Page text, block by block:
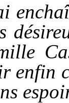
enfin